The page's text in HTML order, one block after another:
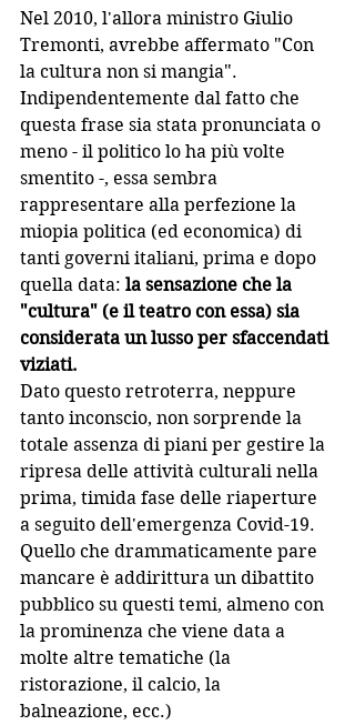
Nel 2010, l'allora ministro Giulio
Tremonti, avrebbe affermato "Con
la cultura non si mangia".
Indipendentemente dal fatto che
questa frase sia stata pronunciata o
meno - il politico lo ha più volte
smentito -, essa sembra
rappresentare alla perfezione la
miopia politica (ed economica) di
tanti governi italiani, prima e dopo
quella data: la sensazione che la
"cultura" (e il teatro con essa) sia
considerata un lusso per sfaccendati
viziati.
Dato questo retroterra, neppure
tanto inconscio, non sorprende la
totale assenza di piani per gestire la
ripresa delle attività culturali nella
prima, timida fase delle riaperture
a seguito dell'emergenza Covid-19.
Quello che drammaticamente pare
mancare è addirittura un dibattito
pubblico su questi temi, almeno con
la prominenza che viene data a
molte altre tematiche (la
ristorazione, il calcio, la
balneazione, ecc.)